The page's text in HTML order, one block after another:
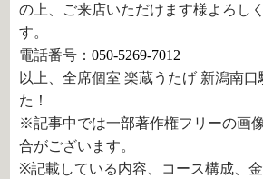
の上、ご来店いただけます様よろし
す。
電話番号：050-5269-7012
以上、全席個室 楽蔵うたげ 新潟南口
た！
※記事中では一部著作権フリーの画
合がございます。
※記載している内容、コース構成、